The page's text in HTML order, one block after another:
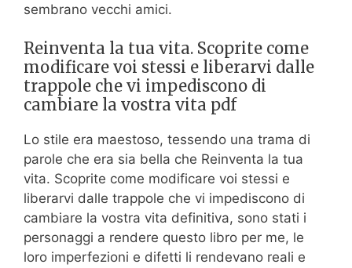
sembrano vecchi amici.
Reinventa la tua vita. Scoprite come
modificare voi stessi e liberarvi dalle
trappole che vi impediscono di
cambiare la vostra vita pdf
Lo stile era maestoso, tessendo una trama di
parole che era sia bella che Reinventa la tua
vita. Scoprite come modificare voi stessi e
liberarvi dalle trappole che vi impediscono di
cambiare la vostra vita definitiva, sono stati i
personaggi a rendere questo libro per me, le
loro imperfezioni e difetti li rendevano reali e